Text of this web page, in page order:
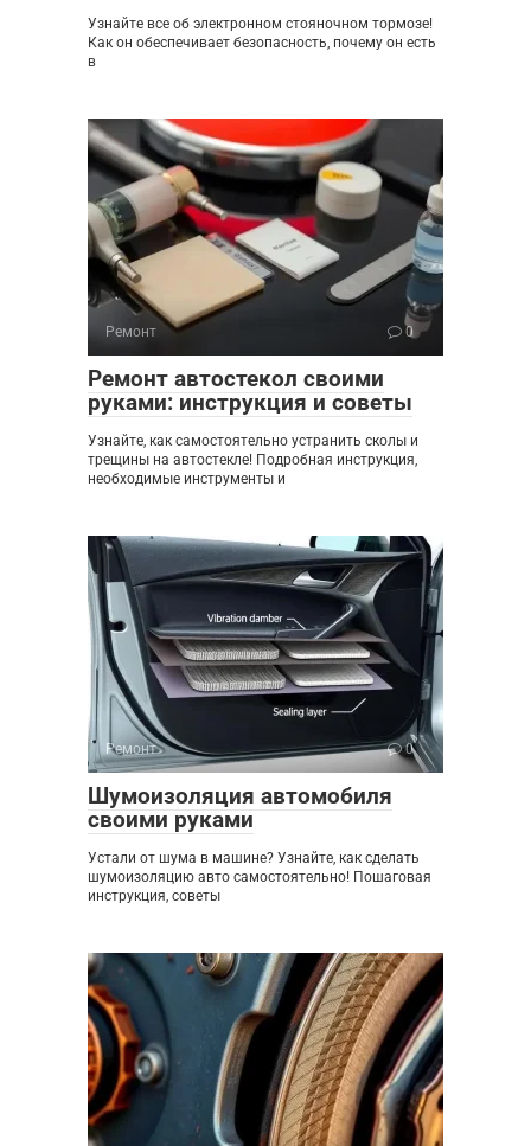
Узнайте все об электронном стояночном тормозе!
Как он обеспечивает безопасность, почему он есть
в
Ремонт 0
Ремонт автостекол своими
руками: инструкция и советы
Узнайте, как самостоятельно устранить сколы и
трещины на автостекле! Подробная инструкция,
необходимые инструменты и
Ремонт 0
Шумоизоляция автомобиля
своими руками
Устали от шума в машине? Узнайте, как сделать
шумоизоляцию авто самостоятельно! Пошаговая
инструкция, советы